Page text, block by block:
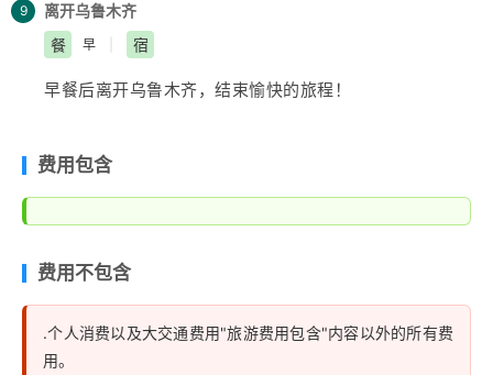
9
离开乌鲁木齐
餐
早 宿
早餐后离开乌鲁木齐，结束愉快的旅程！
费用包含
费用不包含
.个人消费以及大交通费用"旅游费用包含"内容以外的所有费
用。